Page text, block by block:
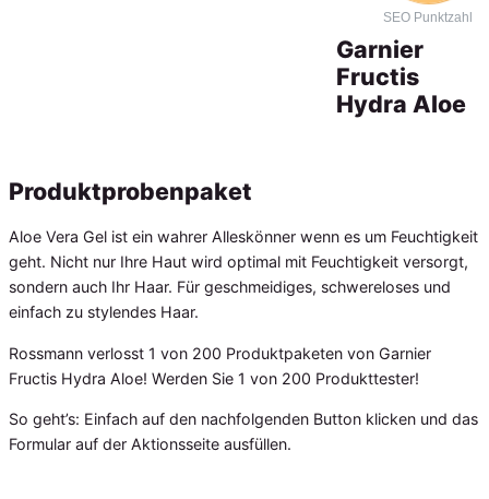
SEO Punktzahl
Garnier
Fructis
Hydra Aloe
Produktprobenpaket
Aloe Vera Gel ist ein wahrer Alleskönner wenn es um Feuchtigkeit
geht. Nicht nur Ihre Haut wird optimal mit Feuchtigkeit versorgt,
sondern auch Ihr Haar. Für geschmeidiges, schwereloses und
einfach zu stylendes Haar.
Rossmann verlosst 1 von 200 Produktpaketen von Garnier
Fructis Hydra Aloe! Werden Sie 1 von 200 Produkttester!
So geht’s: Einfach auf den nachfolgenden Button klicken und das
Formular auf der Aktionsseite ausfüllen.